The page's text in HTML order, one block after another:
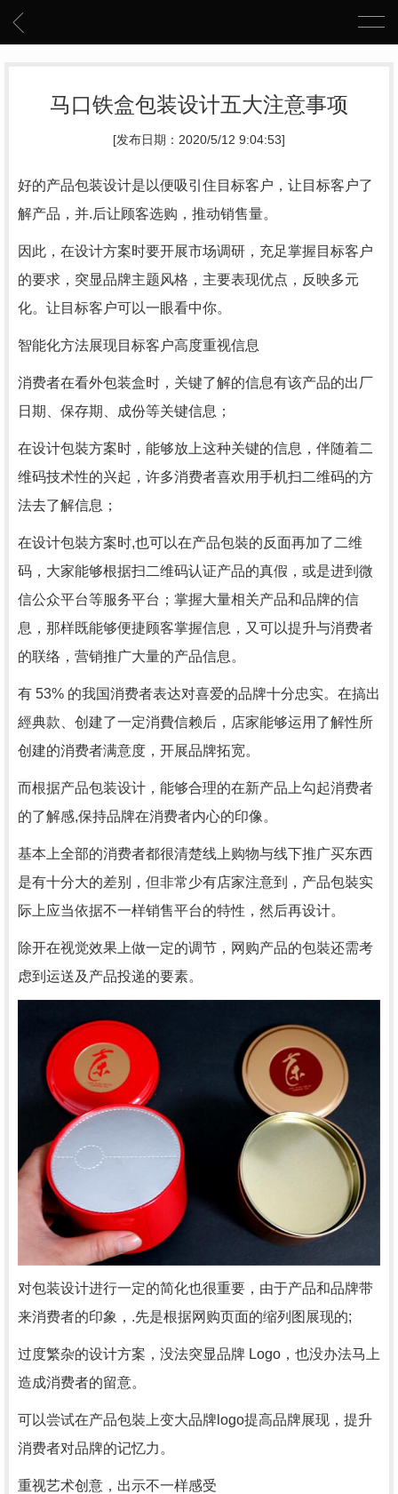
马口铁盒包装设计五大注意事项
[发布日期：2020/5/12 9:04:53]
好的产品包装设计是以便吸引住目标客户，让目标客户了
解产品，并.后让顾客选购，推动销售量。
因此，在设计方案时要开展市场调研，充足掌握目标客户
的要求，突显品牌主题风格，主要表现优点，反映多元
化。让目标客户可以一眼看中你。
智能化方法展现目标客户高度重视信息
消费者在看外包装盒时，关键了解的信息有该产品的出厂
日期、保存期、成份等关键信息；
在设计包裝方案时，能够放上这种关键的信息，伴随着二
维码技术性的兴起，许多消费者喜欢用手机扫二维码的方
法去了解信息；
在设计包裝方案时,也可以在产品包裝的反面再加了二维
码，大家能够根据扫二维码认证产品的真假，或是进到微
信公众平台等服务平台；掌握大量相关产品和品牌的信
息，那样既能够便捷顾客掌握信息，又可以提升与消费者
的联络，营销推广大量的产品信息。
有 53% 的我国消费者表达对喜爱的品牌十分忠实。在搞出
經典款、创建了一定消費信赖后，店家能够运用了解性所
创建的消费者满意度，开展品牌拓宽。
而根据产品包装设计，能够合理的在新产品上勾起消费者
的了解感,保持品牌在消费者内心的印像。
基本上全部的消费者都很清楚线上购物与线下推广买东西
是有十分大的差别，但非常少有店家注意到，产品包裝实
际上应当依据不一样销售平台的特性，然后再设计。
除开在视觉效果上做一定的调节，网购产品的包裝还需考
虑到运送及产品投递的要素。
对包装设计进行一定的简化也很重要，由于产品和品牌带
来消费者的印象，.先是根据网购页面的缩列图展现的;
过度繁杂的设计方案，没法突显品牌 Logo，也没办法马上
造成消费者的留意。
可以尝试在产品包裝上变大品牌logo提高品牌展现，提升
消费者对品牌的记忆力。
重视艺术创意，出示不一样感受